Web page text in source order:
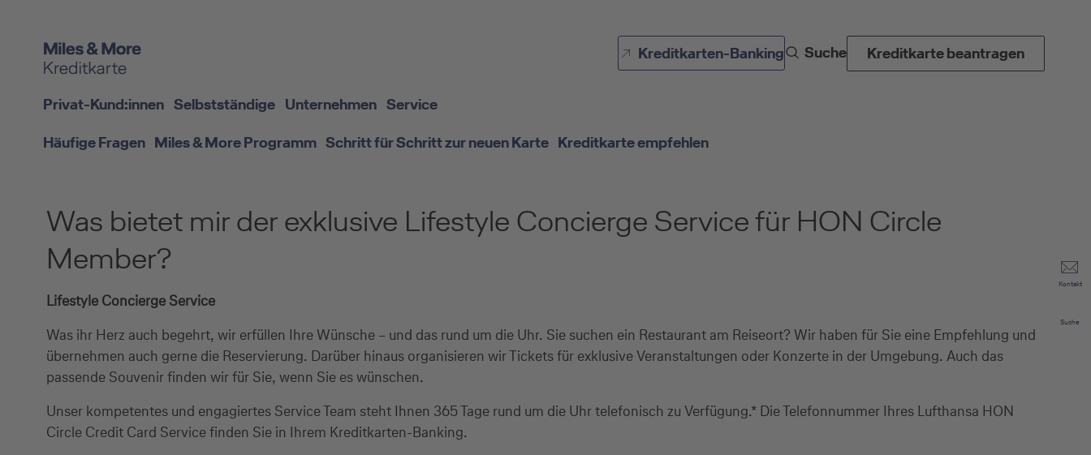
Direkt zur Suche (Enter drücken)
Direkt zum Hauptinhalt (Enter drücken)
Kreditkarten-Banking Suche Kreditkarte beantragen
Kontakt
Suche
Privat-Kund:innen Selbstständige Unternehmen Service
Häufige Fragen Miles & More Programm Schritt für Schritt zur neuen Karte Kreditkarte empfehlen
Was bietet mir der exklusive Lifestyle Concierge Service für HON Circle
Member?
Lifestyle Concierge Service
Was ihr Herz auch begehrt, wir erfüllen Ihre Wünsche – und das rund um die Uhr. Sie suchen ein Restaurant am Reiseort? Wir haben für Sie eine Empfehlung und
übernehmen auch gerne die Reservierung. Darüber hinaus organisieren wir Tickets für exklusive Veranstaltungen oder Konzerte in der Umgebung. Auch das
passende Souvenir finden wir für Sie, wenn Sie es wünschen.
Unser kompetentes und engagiertes Service Team steht Ihnen 365 Tage rund um die Uhr telefonisch zu Verfügung.* Die Telefonnummer Ihres Lufthansa HON
Circle Credit Card Service finden Sie in Ihrem Kreditkarten-Banking.